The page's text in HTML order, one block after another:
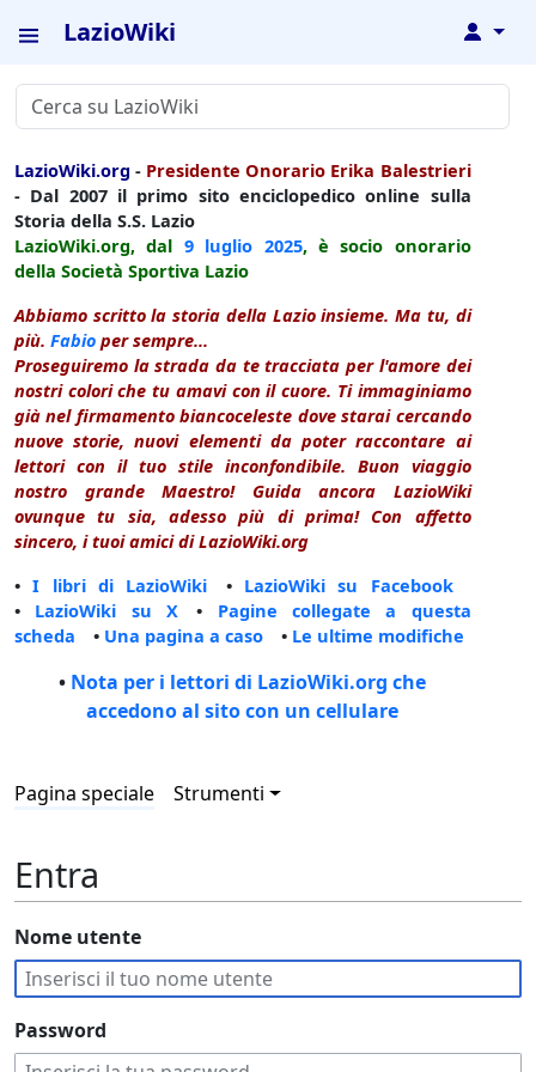
LazioWiki ↓
LazioWiki.org - Presidente Onorario Erika Balestrieri
- Dal 2007 il primo sito enciclopedico online sulla
Storia della S.S. Lazio
LazioWiki.org, dal 9 luglio 2025, è socio onorario
della Società Sportiva Lazio
Abbiamo scritto la storia della Lazio insieme. Ma tu, di
più. Fabio per sempre...
Proseguiremo la strada da te tracciata per l'amore dei
nostri colori che tu amavi con il cuore. Ti immaginiamo
già nel firmamento biancoceleste dove starai cercando
nuove storie, nuovi elementi da poter raccontare ai
lettori con il tuo stile inconfondibile. Buon viaggio
nostro grande Maestro! Guida ancora LazioWiki
ovunque tu sia, adesso più di prima! Con affetto
sincero, i tuoi amici di LazioWiki.org
•I libri di LazioWiki • LazioWiki su Facebook
• LazioWiki su X • Pagine collegate a questa
scheda • Una pagina a caso • Le ultime modifiche
• Nota per i lettori di LazioWiki.org che
accedono al sito con un cellulare
Pagina speciale Strumenti
Entra
Nome utente
Password